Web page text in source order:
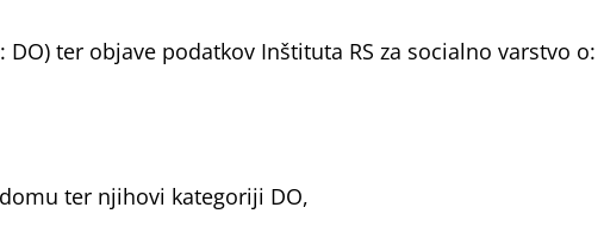
ter objave podatkov Inštituta RS za socialno varstvo o:
ter njihovi kategoriji DO,